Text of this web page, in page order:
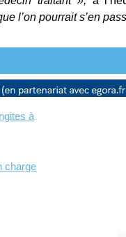
l’on pourrait s’en
à
charge